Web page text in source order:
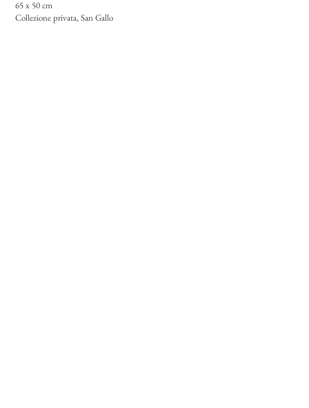
65 x 50 cm
Collezione privata, San Gallo